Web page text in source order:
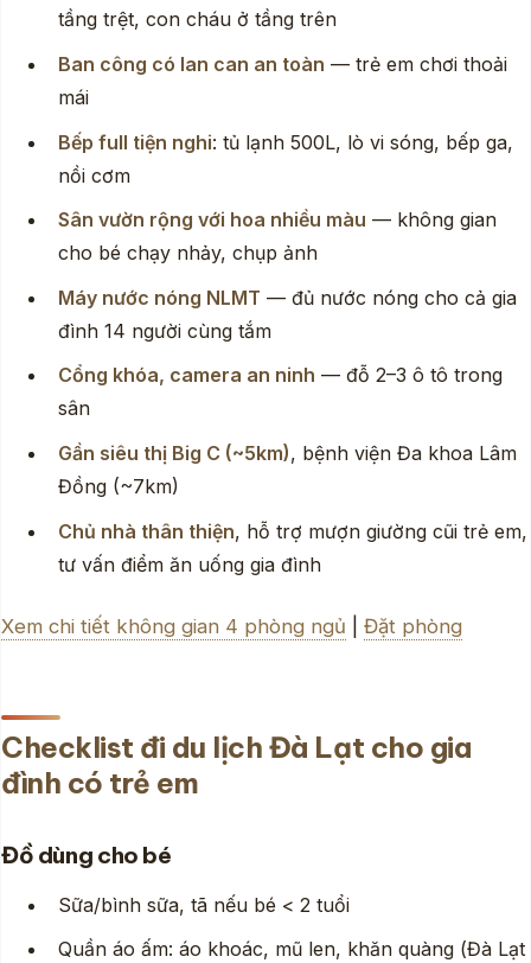
tầng trệt, con cháu ở tầng trên
Ban công có lan can an toàn — trẻ em chơi thoải
mái
Bếp full tiện nghi: tủ lạnh 500L, lò vi sóng, bếp ga,
nồi cơm
Sân vườn rộng với hoa nhiều màu — không gian
cho bé chạy nhảy, chụp ảnh
Máy nước nóng NLMT — đủ nước nóng cho cả gia
đình 14 người cùng tắm
Cổng khóa, camera an ninh — đỗ 2–3 ô tô trong
sân
Gần siêu thị Big C (~5km), bệnh viện Đa khoa Lâm
Đồng (~7km)
Chủ nhà thân thiện, hỗ trợ mượn giường cũi trẻ em,
tư vấn điểm ăn uống gia đình
Xem chi tiết không gian 4 phòng ngủ Đặt phòng
Checklist đi du lịch Đà Lạt cho gia
đình có trẻ em
Đồ dùng cho bé
Sữa/bình sữa, tã nếu bé < 2 tuổi
Quần áo ấm: áo khoác, mũ len, khăn quàng (Đà Lạt